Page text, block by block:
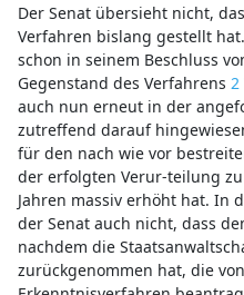
Der Senat übersieht nicht,
Verfahren bislang gestellt
schon in seinem Beschluss
Gegenstand des Verfahrens 2
auch nun erneut in der
zutreffend darauf
für den nach wie vor
der erfolgten Verur-teilung
Jahren massiv erhöht hat. In
der Senat auch nicht, dass
nachdem die
zurückgenommen hat, die